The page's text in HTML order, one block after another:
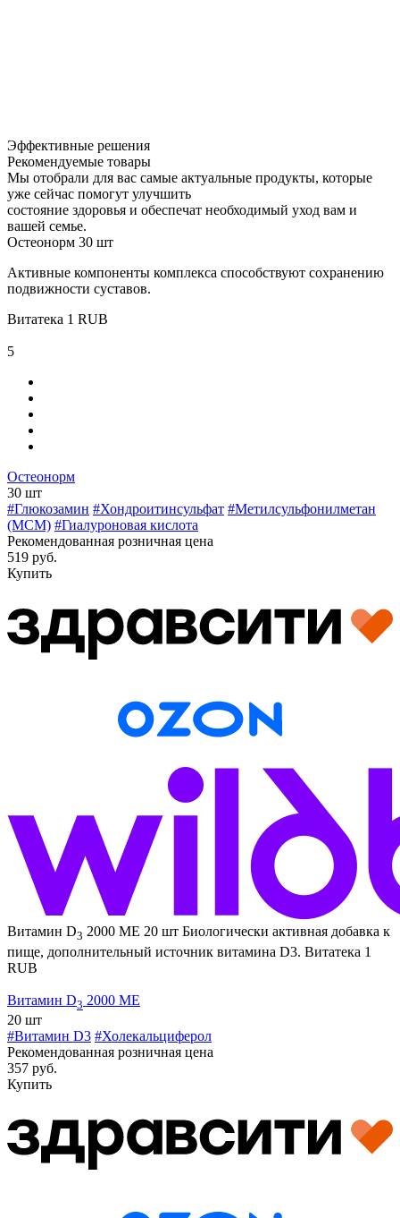
Эффективные решения
Рекомендуемые товары
Мы отобрали для вас самые актуальные продукты, которые
уже сейчас помогут улучшить
состояние здоровья и обеспечат необходимый уход вам и
вашей семье.
Остеонорм 30 шт
Активные компоненты комплекса способствуют сохранению
подвижности суставов.
Витатека 1 RUB
5
Остеонорм
30 шт
#Глюкозамин #Хондроитинсульфат #Метилсульфонилметан
(МСМ) #Гиалуроновая кислота
Рекомендованная розничная цена
519 руб.
Купить
Витамин D3 2000 МЕ 20 шт Биологически активная добавка к
пище, дополнительный источник витамина D3. Витатека 1
RUB
Витамин D3 2000 МЕ
20 шт
#Витамин D3 #Холекальциферол
Рекомендованная розничная цена
357 руб.
Купить